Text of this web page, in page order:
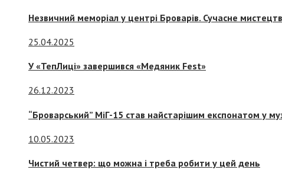
Незвичний меморіал у центрі Броварів. Сучасне
25.04.2025
У «ТепЛиці» завершився «Медяник Fest»
26.12.2023
“Броварський” МіГ-15 став найстарішим експонатом у
10.05.2023
Чистий четвер: що можна і треба робити у цей день